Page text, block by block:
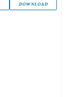
DOWNLOAD